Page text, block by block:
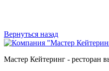
Вернуться назад
Мастер Кейтеринг - ресторан